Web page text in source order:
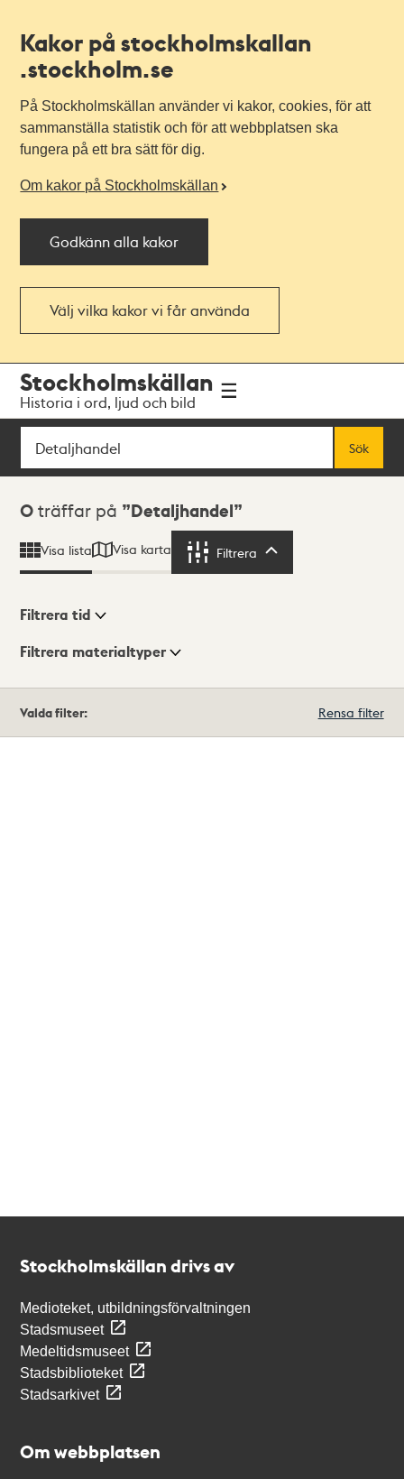
Kakor på stockholmskallan
.stockholm.se
På Stockholmskällan använder vi kakor, cookies, för att
sammanställa statistik och för att webbplatsen ska
fungera på ett bra sätt för dig.
Om kakor på Stockholmskällan
Godkänn alla kakor
Välj vilka kakor vi får använda
navigationen
huvudinnehållet
Stockholmskällan
Historia i ord, ljud och bild
Sök
Sök
Sökresultat
0 träffar på Detaljhandel
Visa lista Visa karta Filtrera
Visningsläge
Filtrera tid
Filtrera materialtyper
träffar
Valda filter: Rensa filter
Stockholmskällan drivs av
Medioteket, utbildningsförvaltningen
Stadsmuseet
Medeltidsmuseet
Stadsbiblioteket
Stadsarkivet
Om webbplatsen